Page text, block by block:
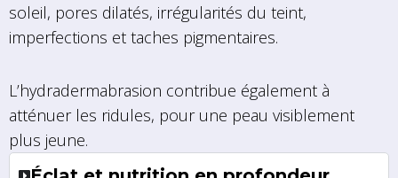
soleil, pores dilatés, irrégularités du teint,
imperfections et taches pigmentaires.
L’hydradermabrasion contribue également à
atténuer les ridules, pour une peau visiblement
plus jeune.